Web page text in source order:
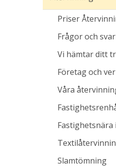
Priser
Frågor och
Vi hämtar ditt
Företag och
Våra
Fastighetsnära
Slamtömning